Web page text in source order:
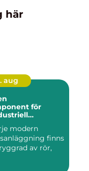
här
aug
för
modern
finns
av rör,